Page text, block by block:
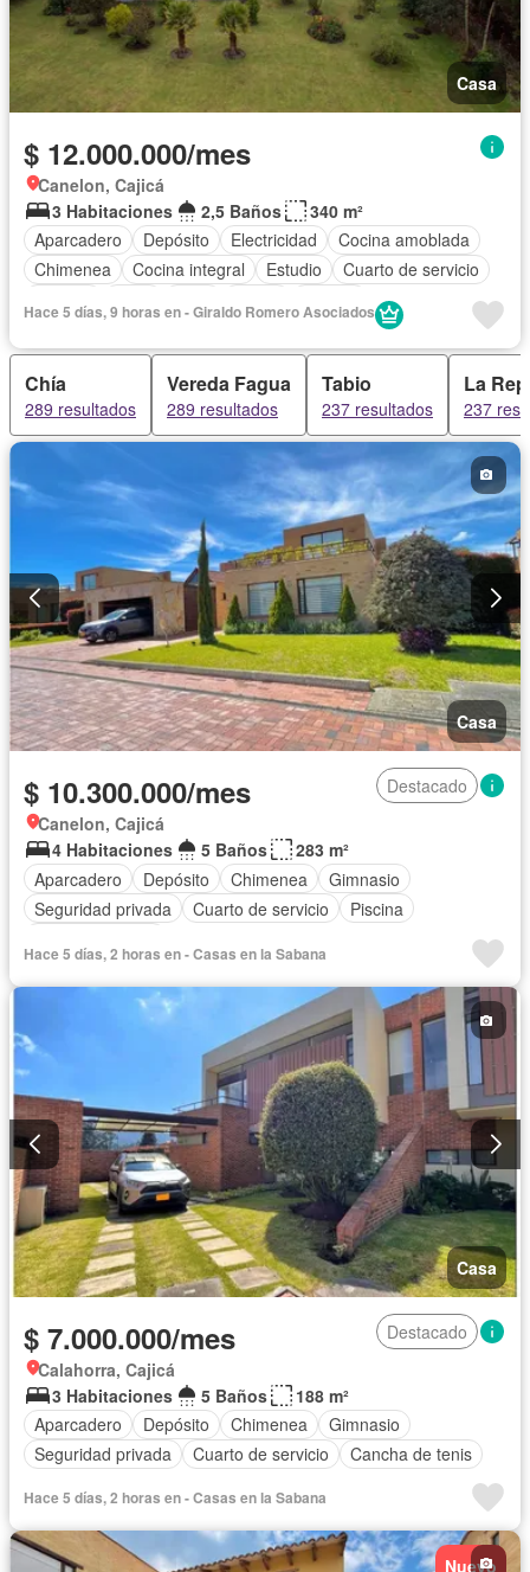
Casa
$ 12.000.000/mes
Canelon, Cajicá
3 Habitaciones
2,5 Baños
340 m²
Aparcadero
Depósito Electricidad
Cocina amoblada
Chimenea
Cocina integral Estudio
Cuarto de servicio
Permite niños
Hace 5 días, 9 horas en - Giraldo Romero Asociados
Chía
289 resultados
Vereda Fagua
289 resultados
Tabio
237 resultados
La
237
Casa
$ 10.300.000/mes
Destacado
Canelon, Cajicá
4 Habitaciones
5 Baños
283 m²
Aparcadero
Depósito Chimenea
Gimnasio
Seguridad privada
Cuarto de servicio
Piscina
Hace 5 días, 2 horas en - Casas en la Sabana
Casa
$ 7.000.000/mes
Destacado
Calahorra, Cajicá
3 Habitaciones
5 Baños
188 m²
Aparcadero
Depósito Chimenea
Gimnasio
Seguridad privada
Cuarto de servicio Cancha de tenis
Hace 5 días, 2 horas en - Casas en la Sabana
Nuevo